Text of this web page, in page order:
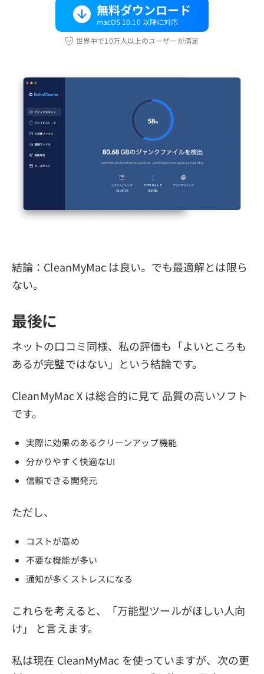
無料ダウンロード
macOS 10.10 以降に対応
世界中で10万人以上のユーザーが満足
結論：CleanMyMac は良い。でも最適解とは限ら
ない。
最後に
ネットの口コミ同様、私の評価も「よいところも
あるが完璧ではない」という結論です。
CleanMyMac X は総合的に見て 品質の高いソフト
です。
実際に効果のあるクリーンアップ機能
分かりやすく快適なUI
信頼できる開発元
ただし、
コストが高め
不要な機能が多い
通知が多くストレスになる
これらを考えると、「万能型ツールがほしい人向
け」 と言えます。
私は現在 CleanMyMac を使っていますが、次の更